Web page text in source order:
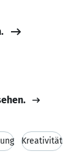
Kreativität